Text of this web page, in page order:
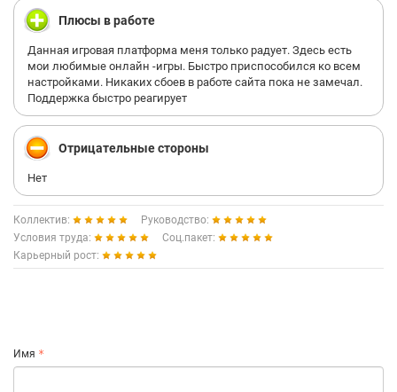
Плюсы в работе
Данная игровая платформа меня только радует. Здесь есть
мои любимые онлайн -игры. Быстро приспособился ко всем
настройками. Никаких сбоев в работе сайта пока не замечал.
Поддержка быстро реагирует
Отрицательные стороны
Нет
Коллектив:
Руководство:
Условия труда:
Соц.пакет:
Карьерный рост:
Имя